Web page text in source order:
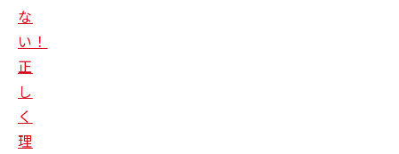
な
い！
正
し
く
理